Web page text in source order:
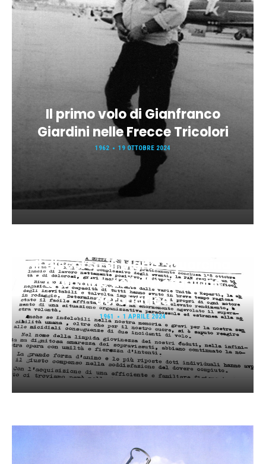
Il primo volo di Gianfranco
Giardini nelle Frecce Tricolori
1962 19 OTTOBRE 2024
Il discorso di Mario Squarcina
a termine della 1a stagione
acrobatica
1961 1 APRILE 2024